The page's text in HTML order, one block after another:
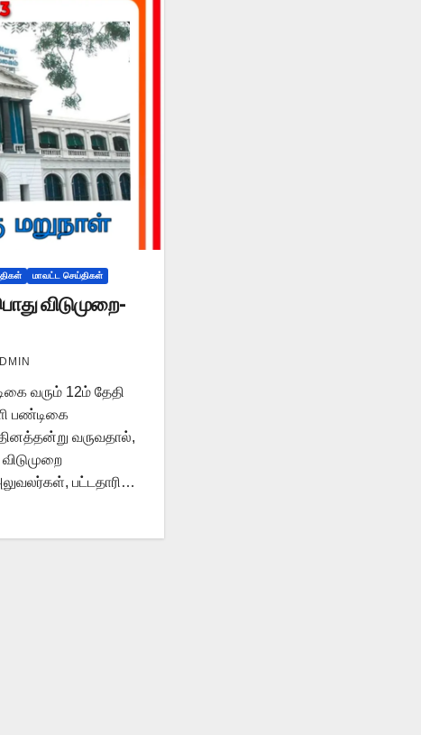
மாவட்ட செய்திகள்
விடுமுறை-
வரும் 12ம் தேதி
பண்டிகை
வருவதால்,
பட்டதாரி…